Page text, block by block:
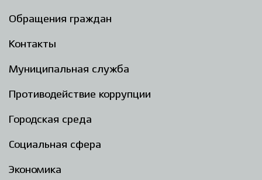
Обращения граждан
Контакты
Муниципальная служба
Противодействие коррупции
Городская среда
Социальная сфера
Экономика